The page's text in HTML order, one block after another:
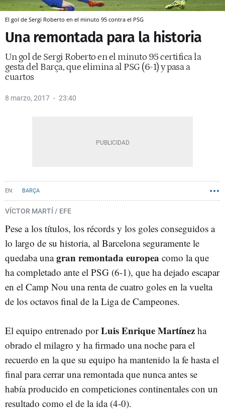
El gol de Sergi Roberto en el minuto 95 contra el PSG
Una remontada para la historia
Un gol de Sergi Roberto en el minuto 95 certifica la
gesta del Barça, que elimina al PSG (6-1) y pasa a
cuartos
8 marzo, 2017 23:40
BARÇA
VÍCTOR MARTÍ / EFE
Pese a los títulos, los récords y los goles conseguidos a
lo largo de su historia, al Barcelona seguramente le
quedaba unagran remontada europea como la que
ha completado ante el PSG (6-1), que ha dejado escapar
en el Camp Nou una renta de cuatro goles en la vuelta
de los octavos final de la Liga de Campeones.
El equipo entrenado porLuis Enrique Martínez ha
obrado el milagro y ha firmado una noche para el
recuerdo en la que su equipo ha mantenido la fe hasta el
final para cerrar una remontada que nunca antes se
había producido en competiciones continentales con un
resultado como el de la ida (4-0).